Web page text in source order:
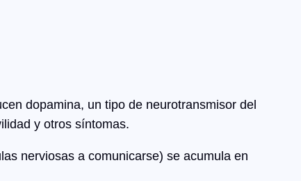
dopamina, un tipo de neurotransmisor del
y otros síntomas.
nerviosas a comunicarse) se acumula en